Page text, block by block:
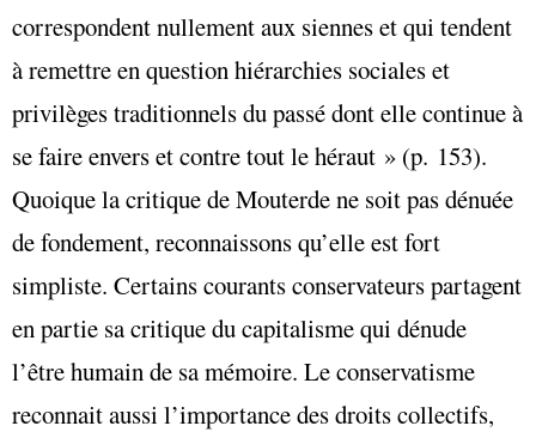
correspondent nullement aux siennes et qui tendent
à remettre en question hiérarchies sociales et
privilèges traditionnels du passé dont elle continue à
se faire envers et contre tout le héraut » (p. 153).
Quoique la critique de Mouterde ne soit pas dénuée
de fondement, reconnaissons qu’elle est fort
simpliste. Certains courants conservateurs partagent
en partie sa critique du capitalisme qui dénude
l’être humain de sa mémoire. Le conservatisme
reconnait aussi l’importance des droits collectifs,